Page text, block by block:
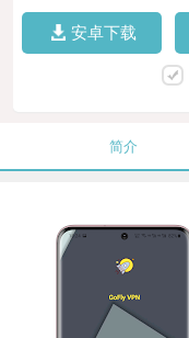
安卓下载
简介